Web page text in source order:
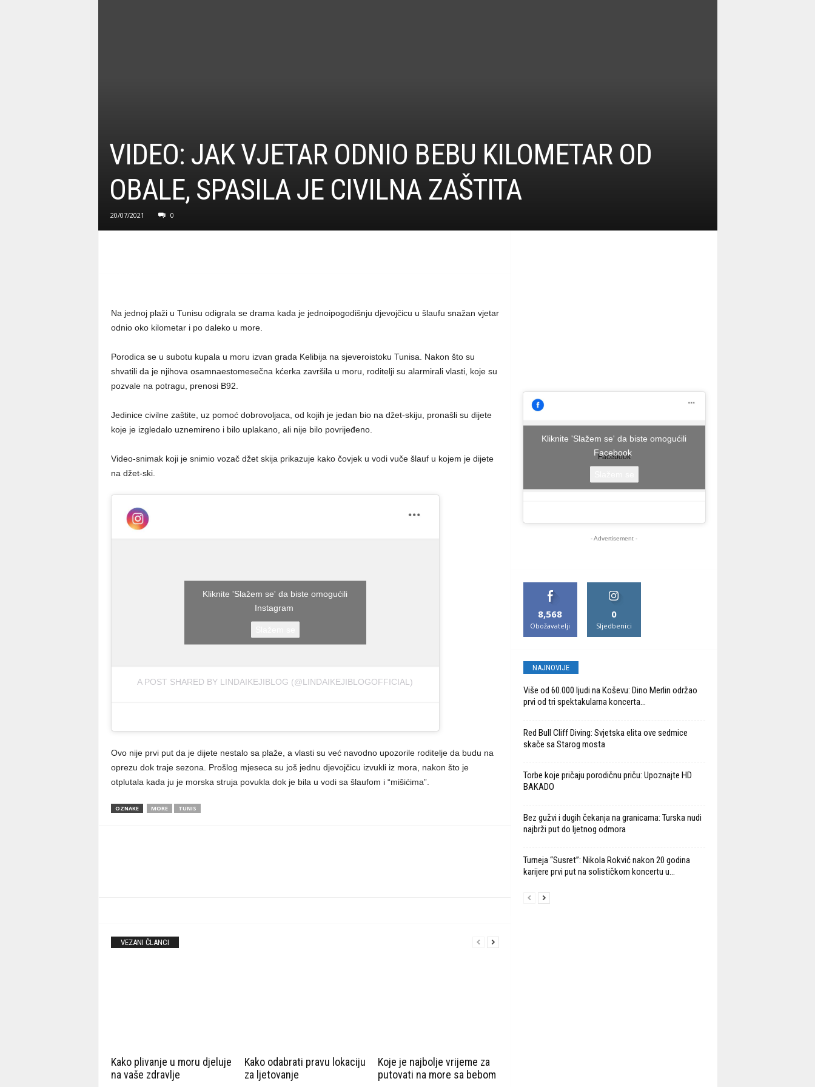
VIDEO: JAK VJETAR ODNIO BEBU KILOMETAR OD
OBALE, SPASILA JE CIVILNA ZAŠTITA
20/07/2021 0
Na jednoj plaži u Tunisu odigrala se drama kada je jednoipogodišnju djevojčicu u šlaufu snažan vjetar
odnio oko kilometar i po daleko u more.
Porodica se u subotu kupala u moru izvan grada Kelibija na sjeveroistoku Tunisa. Nakon što su
shvatili da je njihova osamnaestomesečna kćerka završila u moru, roditelji su alarmirali vlasti, koje su
pozvale na potragu, prenosi B92.
Jedinice civilne zaštite, uz pomoć dobrovoljaca, od kojih je jedan bio na džet-skiju, pronašli su dijete
koje je izgledalo uznemireno i bilo uplakano, ali nije bilo povrijeđeno.
Video-snimak koji je snimio vozač džet skija prikazuje kako čovjek u vodi vuče šlauf u kojem je dijete
na džet-ski.
A POST SHARED BY LINDAIKEJIBLOG (@LINDAIKEJIBLOGOFFICIAL)
Kliknite 'Slažem se' da biste omogućili
Instagram
Ovo nije prvi put da je dijete nestalo sa plaže, a vlasti su već navodno upozorile roditelje da budu na
oprezu dok traje sezona. Prošlog mjeseca su još jednu djevojčicu izvukli iz mora, nakon što je
otplutala kada ju je morska struja povukla dok je bila u vodi sa šlaufom i “mišićima”.
OZNAKE MORE TUNIS
VEZANI ČLANCI
Kako plivanje u moru djeluje
na vaše zdravlje
Kako odabrati pravu lokaciju
za ljetovanje
Koje je najbolje vrijeme za
putovati na more sa bebom
Facebook
Kliknite 'Slažem se' da biste omogućili
Facebook
- Advertisement -
8,568
Obožavatelji
0
Sljedbenici
NAJNOVIJE
Više od 60.000 ljudi na Koševu: Dino Merlin održao
prvi od tri spektakularna koncerta...
Red Bull Cliff Diving: Svjetska elita ove sedmice
skače sa Starog mosta
Torbe koje pričaju porodičnu priču: Upoznajte HD
BAKADO
Bez gužvi i dugih čekanja na granicama: Turska nudi
najbrži put do ljetnog odmora
Turneja “Susret”: Nikola Rokvić nakon 20 godina
karijere prvi put na solističkom koncertu u...